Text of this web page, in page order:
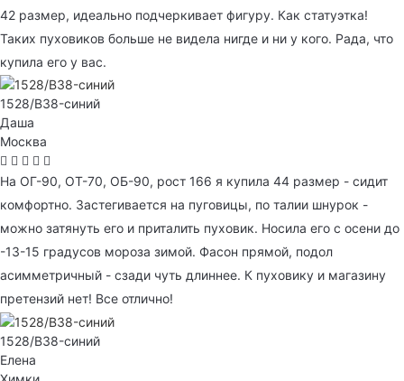
42 размер, идеально подчеркивает фигуру. Как статуэтка!
Таких пуховиков больше не видела нигде и ни у кого. Рада, что
купила его у вас.
1528/B38-синий
Даша
Москва
На ОГ-90, ОТ-70, ОБ-90, рост 166 я купила 44 размер - сидит
комфортно. Застегивается на пуговицы, по талии шнурок -
можно затянуть его и приталить пуховик. Носила его с осени до
-13-15 градусов мороза зимой. Фасон прямой, подол
асимметричный - сзади чуть длиннее. К пуховику и магазину
претензий нет! Все отлично!
1528/B38-синий
Елена